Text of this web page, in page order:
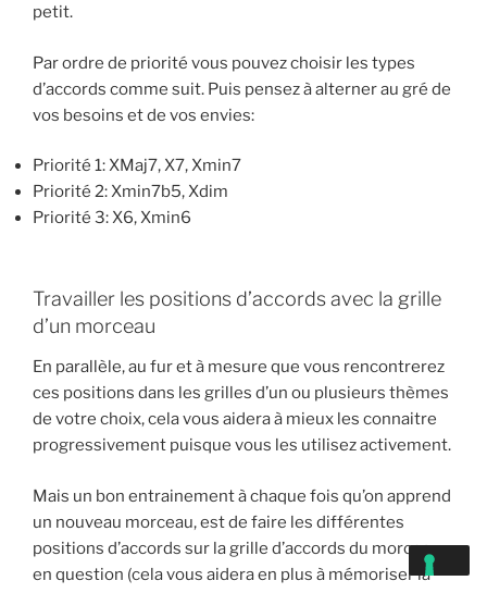
petit.
Par ordre de priorité vous pouvez choisir les types
d’accords comme suit. Puis pensez à alterner au gré de
vos besoins et de vos envies:
Priorité 1: XMaj7, X7, Xmin7
Priorité 2: Xmin7b5, Xdim
Priorité 3: X6, Xmin6
Travailler les positions d’accords avec la grille
d’un morceau
En parallèle, au fur et à mesure que vous rencontrerez
ces positions dans les grilles d’un ou plusieurs thèmes
de votre choix, cela vous aidera à mieux les connaitre
progressivement puisque vous les utilisez activement.
Mais un bon entrainement à chaque fois qu’on apprend
un nouveau morceau, est de faire les différentes
positions d’accords sur la grille d’accords du morceau
en question (cela vous aidera en plus à mémoriser la